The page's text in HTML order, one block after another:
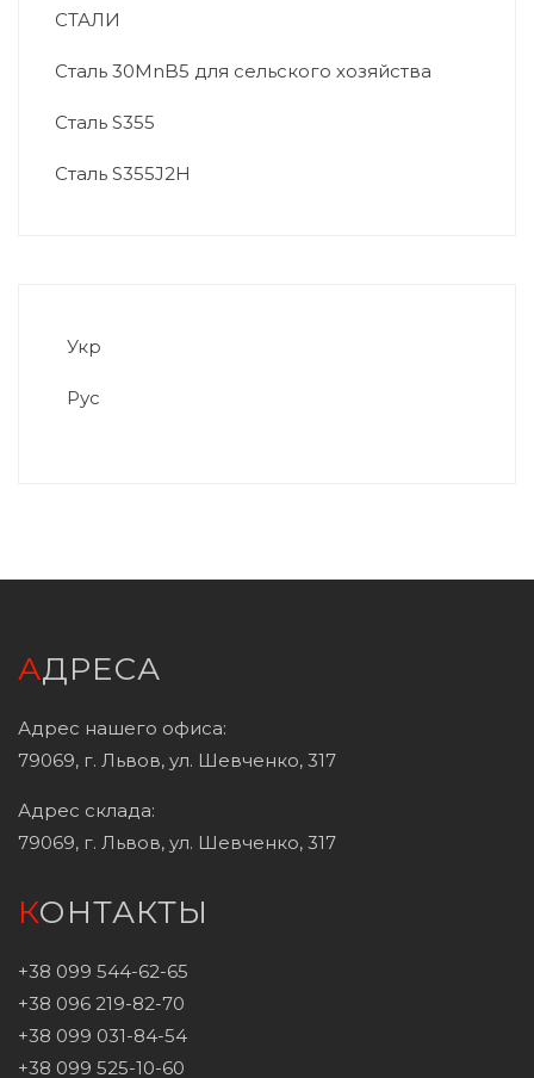
СТАЛИ
Сталь 30MnB5 для сельского хозяйства
Сталь S355
Сталь S355J2H
Укр
Рус
АДРЕСА
Адрес нашего офиса:
79069, г. Львов, ул. Шевченко, 317
Адрес склада:
79069, г. Львов, ул. Шевченко, 317
КОНТАКТЫ
+38 099 544-62-65
+38 096 219-82-70
+38 099 031-84-54
+38 099 525-10-60